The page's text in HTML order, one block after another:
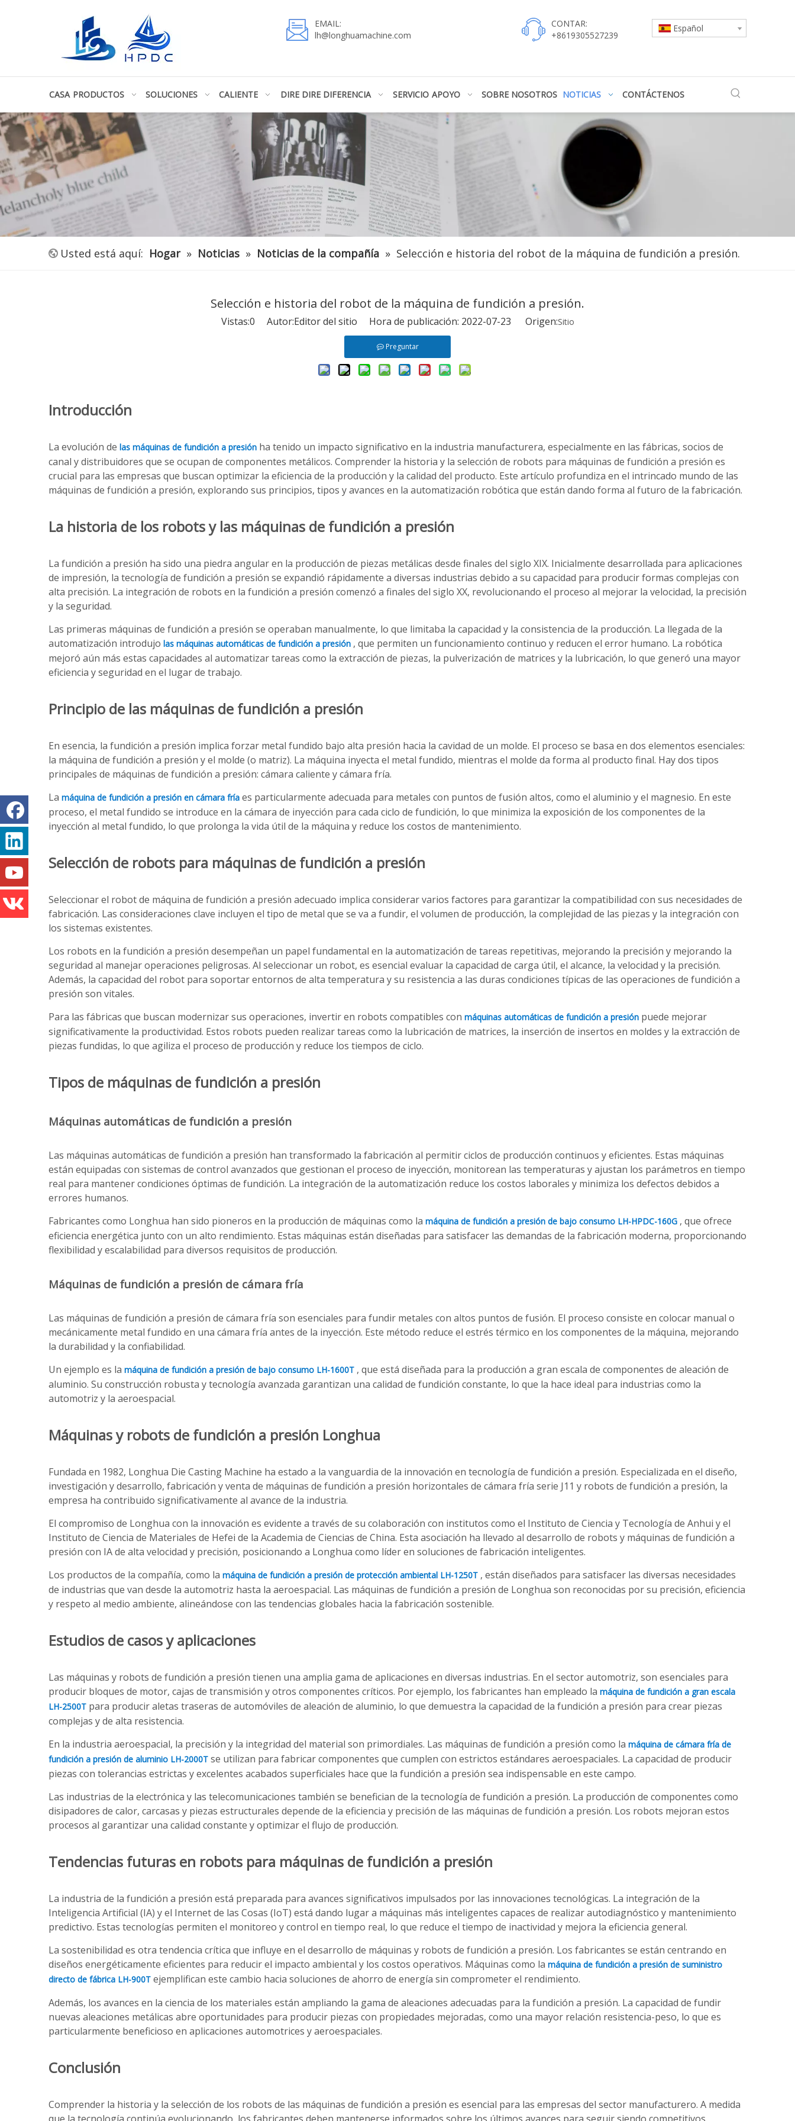
EMAIL:
lh@longhuamachine.com
CONTAR:
+8619305527239
Español
CASA PRODUCTOS SOLUCIONES CALIENTE DIRE DIRE DIFERENCIA SERVICIO APOYO SOBRE NOSOTROS NOTICIAS CONTÁCTENOS
Usted está aquí: Hogar » Noticias » Noticias de la compañía » Selección e historia del robot de la máquina de fundición a presión.
Selección e historia del robot de la máquina de fundición a presión.
Vistas:0 Autor:Editor del sitio Hora de publicación: 2022-07-23 Origen:Sitio
Preguntar
Introducción
La evolución de las máquinas de fundición a presión ha tenido un impacto significativo en la industria manufacturera, especialmente en las fábricas, socios de
canal y distribuidores que se ocupan de componentes metálicos. Comprender la historia y la selección de robots para máquinas de fundición a presión es
crucial para las empresas que buscan optimizar la eficiencia de la producción y la calidad del producto. Este artículo profundiza en el intrincado mundo de las
máquinas de fundición a presión, explorando sus principios, tipos y avances en la automatización robótica que están dando forma al futuro de la fabricación.
La historia de los robots y las máquinas de fundición a presión
La fundición a presión ha sido una piedra angular en la producción de piezas metálicas desde finales del siglo XIX. Inicialmente desarrollada para aplicaciones
de impresión, la tecnología de fundición a presión se expandió rápidamente a diversas industrias debido a su capacidad para producir formas complejas con
alta precisión. La integración de robots en la fundición a presión comenzó a finales del siglo XX, revolucionando el proceso al mejorar la velocidad, la precisión
y la seguridad.
Las primeras máquinas de fundición a presión se operaban manualmente, lo que limitaba la capacidad y la consistencia de la producción. La llegada de la
automatización introdujo las máquinas automáticas de fundición a presión , que permiten un funcionamiento continuo y reducen el error humano. La robótica
mejoró aún más estas capacidades al automatizar tareas como la extracción de piezas, la pulverización de matrices y la lubricación, lo que generó una mayor
eficiencia y seguridad en el lugar de trabajo.
Principio de las máquinas de fundición a presión
En esencia, la fundición a presión implica forzar metal fundido bajo alta presión hacia la cavidad de un molde. El proceso se basa en dos elementos esenciales:
la máquina de fundición a presión y el molde (o matriz). La máquina inyecta el metal fundido, mientras el molde da forma al producto final. Hay dos tipos
principales de máquinas de fundición a presión: cámara caliente y cámara fría.
La máquina de fundición a presión en cámara fría es particularmente adecuada para metales con puntos de fusión altos, como el aluminio y el magnesio. En este
proceso, el metal fundido se introduce en la cámara de inyección para cada ciclo de fundición, lo que minimiza la exposición de los componentes de la
inyección al metal fundido, lo que prolonga la vida útil de la máquina y reduce los costos de mantenimiento.
Selección de robots para máquinas de fundición a presión
Seleccionar el robot de máquina de fundición a presión adecuado implica considerar varios factores para garantizar la compatibilidad con sus necesidades de
fabricación. Las consideraciones clave incluyen el tipo de metal que se va a fundir, el volumen de producción, la complejidad de las piezas y la integración con
los sistemas existentes.
Los robots en la fundición a presión desempeñan un papel fundamental en la automatización de tareas repetitivas, mejorando la precisión y mejorando la
seguridad al manejar operaciones peligrosas. Al seleccionar un robot, es esencial evaluar la capacidad de carga útil, el alcance, la velocidad y la precisión.
Además, la capacidad del robot para soportar entornos de alta temperatura y su resistencia a las duras condiciones típicas de las operaciones de fundición a
presión son vitales.
Para las fábricas que buscan modernizar sus operaciones, invertir en robots compatibles con máquinas automáticas de fundición a presión puede mejorar
significativamente la productividad. Estos robots pueden realizar tareas como la lubricación de matrices, la inserción de insertos en moldes y la extracción de
piezas fundidas, lo que agiliza el proceso de producción y reduce los tiempos de ciclo.
Tipos de máquinas de fundición a presión
Máquinas automáticas de fundición a presión
Las máquinas automáticas de fundición a presión han transformado la fabricación al permitir ciclos de producción continuos y eficientes. Estas máquinas
están equipadas con sistemas de control avanzados que gestionan el proceso de inyección, monitorean las temperaturas y ajustan los parámetros en tiempo
real para mantener condiciones óptimas de fundición. La integración de la automatización reduce los costos laborales y minimiza los defectos debidos a
errores humanos.
Fabricantes como Longhua han sido pioneros en la producción de máquinas como la máquina de fundición a presión de bajo consumo LH-HPDC-160G , que ofrece
eficiencia energética junto con un alto rendimiento. Estas máquinas están diseñadas para satisfacer las demandas de la fabricación moderna, proporcionando
flexibilidad y escalabilidad para diversos requisitos de producción.
Máquinas de fundición a presión de cámara fría
Las máquinas de fundición a presión de cámara fría son esenciales para fundir metales con altos puntos de fusión. El proceso consiste en colocar manual o
mecánicamente metal fundido en una cámara fría antes de la inyección. Este método reduce el estrés térmico en los componentes de la máquina, mejorando
la durabilidad y la confiabilidad.
Un ejemplo es la máquina de fundición a presión de bajo consumo LH-1600T , que está diseñada para la producción a gran escala de componentes de aleación de
aluminio. Su construcción robusta y tecnología avanzada garantizan una calidad de fundición constante, lo que la hace ideal para industrias como la
automotriz y la aeroespacial.
Máquinas y robots de fundición a presión Longhua
Fundada en 1982, Longhua Die Casting Machine ha estado a la vanguardia de la innovación en tecnología de fundición a presión. Especializada en el diseño,
investigación y desarrollo, fabricación y venta de máquinas de fundición a presión horizontales de cámara fría serie J11 y robots de fundición a presión, la
empresa ha contribuido significativamente al avance de la industria.
El compromiso de Longhua con la innovación es evidente a través de su colaboración con institutos como el Instituto de Ciencia y Tecnología de Anhui y el
Instituto de Ciencia de Materiales de Hefei de la Academia de Ciencias de China. Esta asociación ha llevado al desarrollo de robots y máquinas de fundición a
presión con IA de alta velocidad y precisión, posicionando a Longhua como líder en soluciones de fabricación inteligentes.
Los productos de la compañía, como la máquina de fundición a presión de protección ambiental LH-1250T , están diseñados para satisfacer las diversas necesidades
de industrias que van desde la automotriz hasta la aeroespacial. Las máquinas de fundición a presión de Longhua son reconocidas por su precisión, eficiencia
y respeto al medio ambiente, alineándose con las tendencias globales hacia la fabricación sostenible.
Estudios de casos y aplicaciones
Las máquinas y robots de fundición a presión tienen una amplia gama de aplicaciones en diversas industrias. En el sector automotriz, son esenciales para
producir bloques de motor, cajas de transmisión y otros componentes críticos. Por ejemplo, los fabricantes han empleado la máquina de fundición a gran escala
LH-2500T para producir aletas traseras de automóviles de aleación de aluminio, lo que demuestra la capacidad de la fundición a presión para crear piezas
complejas y de alta resistencia.
En la industria aeroespacial, la precisión y la integridad del material son primordiales. Las máquinas de fundición a presión como la máquina de cámara fría de
fundición a presión de aluminio LH-2000T se utilizan para fabricar componentes que cumplen con estrictos estándares aeroespaciales. La capacidad de producir
piezas con tolerancias estrictas y excelentes acabados superficiales hace que la fundición a presión sea indispensable en este campo.
Las industrias de la electrónica y las telecomunicaciones también se benefician de la tecnología de fundición a presión. La producción de componentes como
disipadores de calor, carcasas y piezas estructurales depende de la eficiencia y precisión de las máquinas de fundición a presión. Los robots mejoran estos
procesos al garantizar una calidad constante y optimizar el flujo de producción.
Tendencias futuras en robots para máquinas de fundición a presión
La industria de la fundición a presión está preparada para avances significativos impulsados ​​por las innovaciones tecnológicas. La integración de la
Inteligencia Artificial (IA) y el Internet de las Cosas (IoT) está dando lugar a máquinas más inteligentes capaces de realizar autodiagnóstico y mantenimiento
predictivo. Estas tecnologías permiten el monitoreo y control en tiempo real, lo que reduce el tiempo de inactividad y mejora la eficiencia general.
La sostenibilidad es otra tendencia crítica que influye en el desarrollo de máquinas y robots de fundición a presión. Los fabricantes se están centrando en
diseños energéticamente eficientes para reducir el impacto ambiental y los costos operativos. Máquinas como la máquina de fundición a presión de suministro
directo de fábrica LH-900T ejemplifican este cambio hacia soluciones de ahorro de energía sin comprometer el rendimiento.
Además, los avances en la ciencia de los materiales están ampliando la gama de aleaciones adecuadas para la fundición a presión. La capacidad de fundir
nuevas aleaciones metálicas abre oportunidades para producir piezas con propiedades mejoradas, como una mayor relación resistencia-peso, lo que es
particularmente beneficioso en aplicaciones automotrices y aeroespaciales.
Conclusión
Comprender la historia y la selección de los robots de las máquinas de fundición a presión es esencial para las empresas del sector manufacturero. A medida